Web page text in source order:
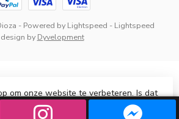
- Powered by Lightspeed - Lightspeed
design by Dyvelopment
om onze website te verbeteren. Is dat
Nee Meer over cookies »